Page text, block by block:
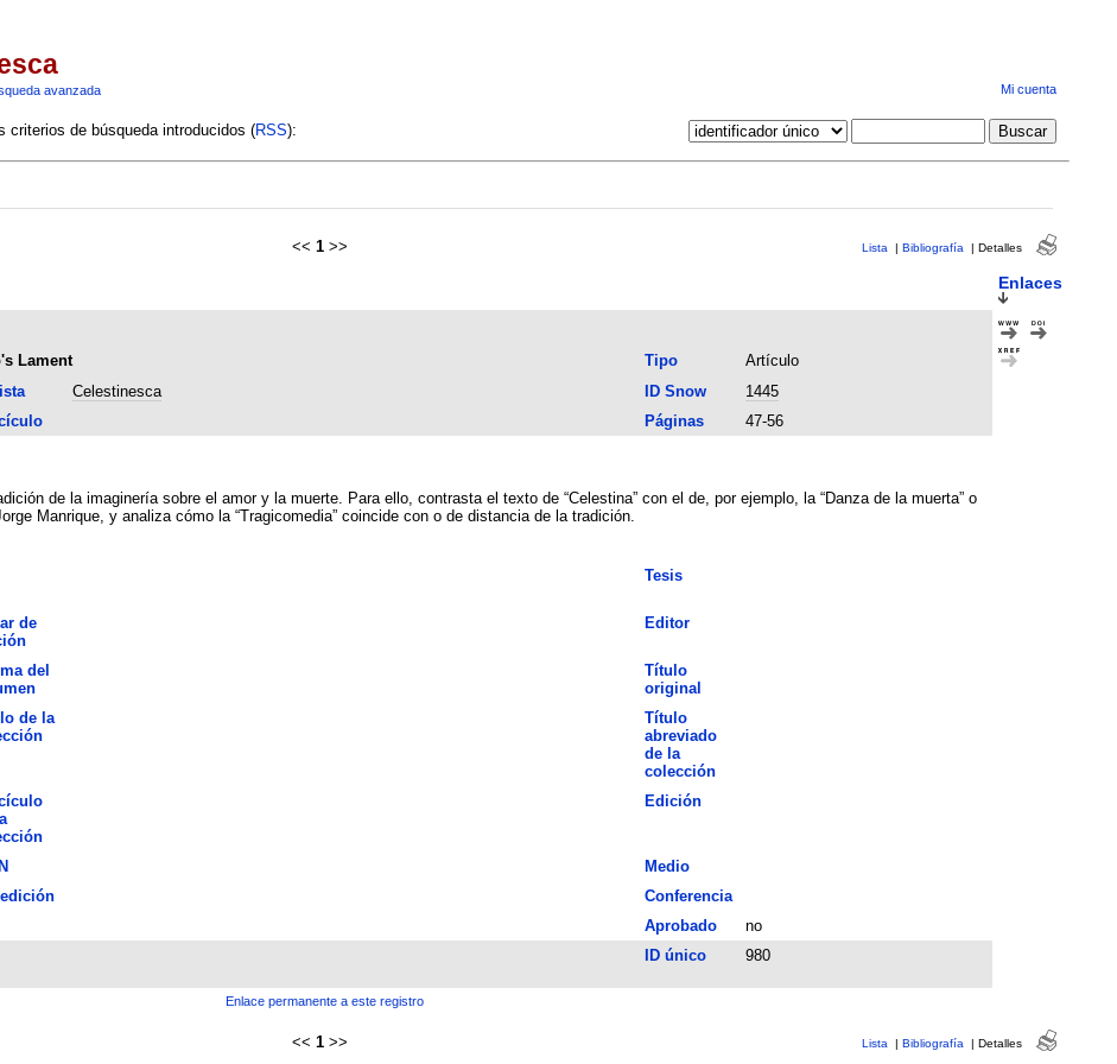
avanzada Mi cuenta
criterios de búsqueda introducidos (RSS):
<< 1 >> Lista | Bibliografía | Detalles
Enlaces
Lament Tipo
Artículo
Celestinesca ID Snow
1445
Páginas
47-56
de la imaginería sobre el amor y la muerte. Para ello, contrasta el texto de “Celestina” con el de, por ejemplo, la “Danza de la muerta” o
Manrique, y analiza cómo la “Tragicomedia” coincide con o de distancia de la tradición.
Tesis
de
Editor
del
Título
original
de la
Título
abreviado
de la
colección
Edición
Medio
Conferencia
Aprobado
no
ID único 980
Enlace permanente a este registro
<< 1 >> Lista | Bibliografía | Detalles